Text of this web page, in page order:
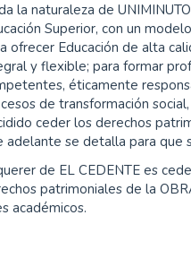
la naturaleza de
Superior, con un
ofrecer Educación de alta
y flexible; para formar
éticamente
de transformación social,
ceder los derechos
adelante se detalla para que
de EL CEDENTE es
patrimoniales de la
académicos.